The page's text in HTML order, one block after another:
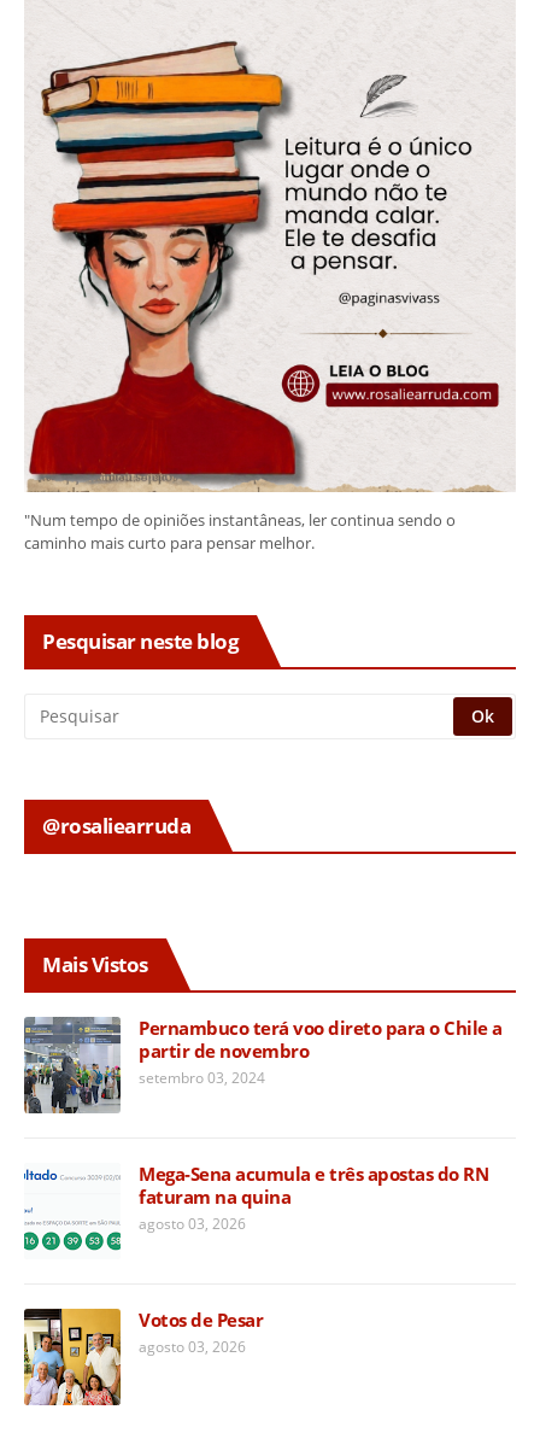
"Num tempo de opiniões instantâneas, ler continua sendo o
caminho mais curto para pensar melhor.
Pesquisar neste blog
@rosaliearruda
Mais Vistos
Pernambuco terá voo direto para o Chile a
partir de novembro
setembro 03, 2024
Mega-Sena acumula e três apostas do RN
faturam na quina
agosto 03, 2026
Votos de Pesar
agosto 03, 2026